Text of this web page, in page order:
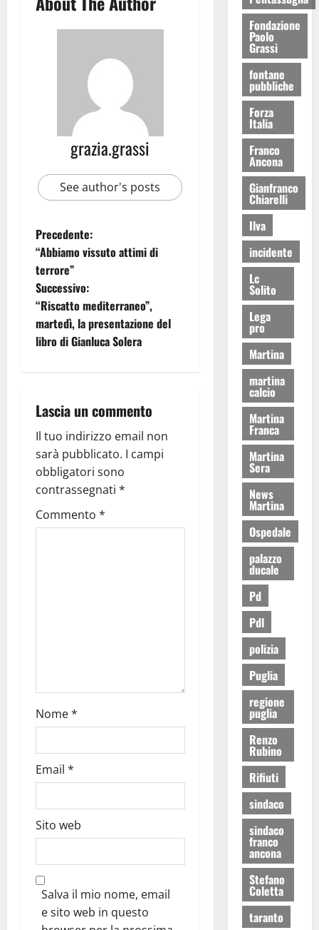
grazia.grassi
See author's posts
Precedente:
“Abbiamo vissuto attimi di
terrore”
Successivo:
“Riscatto mediterraneo”,
martedì, la presentazione del
libro di Gianluca Solera
Lascia un commento
Il tuo indirizzo email non
sarà pubblicato. I campi
obbligatori sono
contrassegnati *
Commento *
Nome*
Email *
Sito web
Salva il mio nome, email
e sito web in questo
Fondazione
Paolo
Grassi
fontane
pubbliche
Forza
Italia
Franco
Ancona
Gianfranco
Chiarelli
Ilva
incidente
Lc
Solito
Lega
pro
Martina
martina
calcio
Martina
Franca
Martina
Sera
News
Martina
Ospedale
palazzo
ducale
Pd
Pdl
polizia
Puglia
regione
puglia
Renzo
Rubino
Rifiuti
sindaco
sindaco
franco
ancona
Stefano
Coletta
taranto